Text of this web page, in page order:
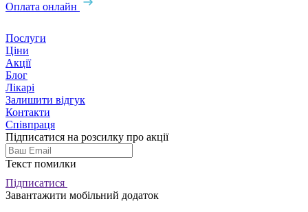
Оплата онлайн
Послуги
Ціни
Акції
Блог
Лікарі
Залишити відгук
Контакти
Співпраця
Підписатися на розсилку про акції
Текст помилки
Підписатися
Завантажити мобільний додаток